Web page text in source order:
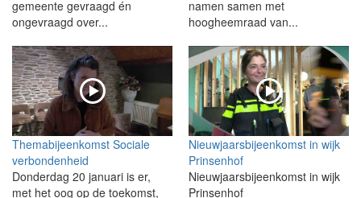
gemeente gevraagd én
ongevraagd over...
namen samen met
hoogheemraad van...
Themabijeenkomst Sociale
verbondenheid
Donderdag 20 januari is er,
met het oog op de toekomst,
Nieuwjaarsbijeenkomst in wijk
Prinsenhof
Nieuwjaarsbijeenkomst in wijk
Prinsenhof